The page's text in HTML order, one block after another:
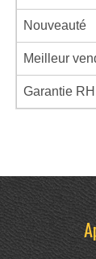
Nouveauté
Meilleur
Garantie RH